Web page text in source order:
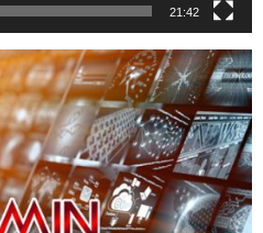
21:42